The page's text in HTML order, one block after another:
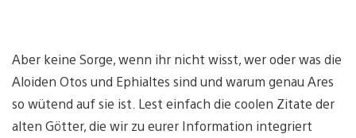
Aber keine Sorge, wenn ihr nicht wisst, wer oder was die
Aloiden Otos und Ephialtes sind und warum genau Ares
so wütend auf sie ist. Lest einfach die coolen Zitate der
alten Götter, die wir zu eurer Information integriert